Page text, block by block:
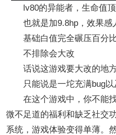
lv80的异能者，生命值
也就是加9.8hp，效果感
基础白值完全碾压百分
不排除会大改
话说这游戏要大改的地
只能说是一坨充满bug
在这个游戏中，你不能
微不足道的福利和缺乏社交
系统，游戏体验变得单薄。